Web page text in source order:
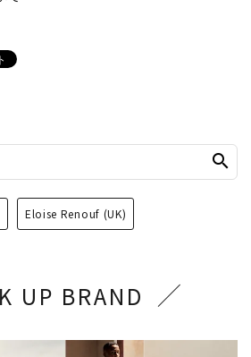
search
Eloise Renouf (UK)
UP BRAND